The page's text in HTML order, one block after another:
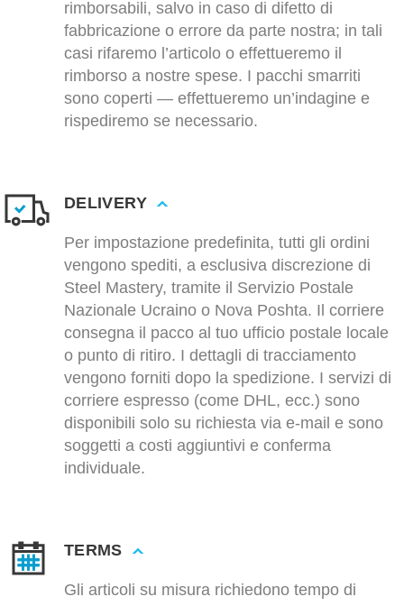
rimborsabili, salvo in caso di difetto di
fabbricazione o errore da parte nostra; in tali
casi rifaremo l’articolo o effettueremo il
rimborso a nostre spese. I pacchi smarriti
sono coperti — effettueremo un’indagine e
rispediremo se necessario.
DELIVERY
Per impostazione predefinita, tutti gli ordini
vengono spediti, a esclusiva discrezione di
Steel Mastery, tramite il Servizio Postale
Nazionale Ucraino o Nova Poshta. Il corriere
consegna il pacco al tuo ufficio postale locale
o punto di ritiro. I dettagli di tracciamento
vengono forniti dopo la spedizione. I servizi di
corriere espresso (come DHL, ecc.) sono
disponibili solo su richiesta via e-mail e sono
soggetti a costi aggiuntivi e conferma
individuale.
TERMS
Gli articoli su misura richiedono tempo di